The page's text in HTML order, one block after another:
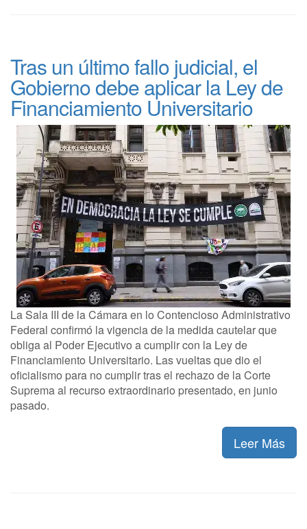
Tras un último fallo judicial, el
Gobierno debe aplicar la Ley de
Financiamiento Universitario
La Sala III de la Cámara en lo Contencioso Administrativo
Federal confirmó la vigencia de la medida cautelar que
obliga al Poder Ejecutivo a cumplir con la Ley de
Financiamiento Universitario. Las vueltas que dio el
oficialismo para no cumplir tras el rechazo de la Corte
Suprema al recurso extraordinario presentado, en junio
pasado.
Leer Más